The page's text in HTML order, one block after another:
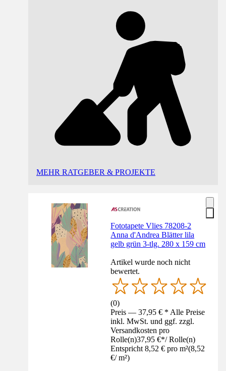
MEHR RATGEBER & PROJEKTE
Fototapete Vlies 78208-2
Anna d'Andrea Blätter lila
gelb grün 3-tlg. 280 x 159 cm
Artikel wurde noch nicht
bewertet.
(0)
Preis — 37,95 € * Alle Preise
inkl. MwSt. und ggf. zzgl.
Versandkosten pro
Rolle(n)37,95 €*/ Rolle(n)
Entspricht 8,52 € pro m²(8,52
€/ m²)